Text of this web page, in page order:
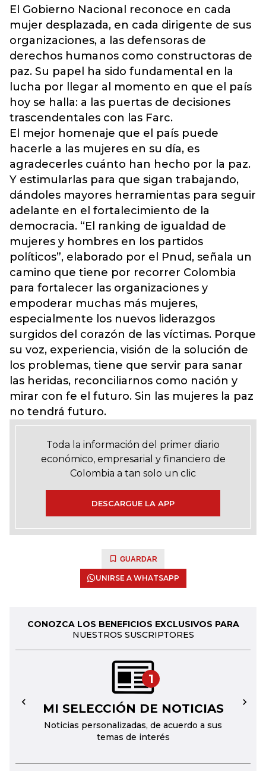
El Gobierno Nacional reconoce en cada
mujer desplazada, en cada dirigente de sus
organizaciones, a las defensoras de
derechos humanos como constructoras de
paz. Su papel ha sido fundamental en la
lucha por llegar al momento en que el país
hoy se halla: a las puertas de decisiones
trascendentales con las Farc.
El mejor homenaje que el país puede
hacerle a las mujeres en su día, es
agradecerles cuánto han hecho por la paz.
Y estimularlas para que sigan trabajando,
dándoles mayores herramientas para seguir
adelante en el fortalecimiento de la
democracia. “El ranking de igualdad de
mujeres y hombres en los partidos
políticos”, elaborado por el Pnud, señala un
camino que tiene por recorrer Colombia
para fortalecer las organizaciones y
empoderar muchas más mujeres,
especialmente los nuevos liderazgos
surgidos del corazón de las víctimas. Porque
su voz, experiencia, visión de la solución de
los problemas, tiene que servir para sanar
las heridas, reconciliarnos como nación y
mirar con fe el futuro. Sin las mujeres la paz
no tendrá futuro.
Toda la información del primer diario
económico, empresarial y financiero de
Colombia a tan solo un clic
DESCARGUE LA APP
GUARDAR
UNIRSE A WHATSAPP
CONOZCA LOS BENEFICIOS EXCLUSIVOS PARA
NUESTROS SUSCRIPTORES
1
MI SELECCIÓN DE NOTICIAS
Noticias personalizadas, de acuerdo a sus
temas de interés
← →